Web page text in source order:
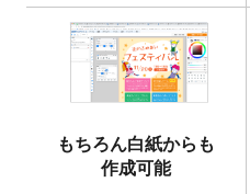
を公開いたし
2025/9/10
喪中はがき・
レートを公開
2025/8/1
9,160万点以
2025/7/30
キャンバスプ
トを追加いた
もちろん白紙からも
作成可能